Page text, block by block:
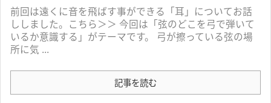
前回は遠くに音を飛ばす事ができる「耳」についてお話
ししました。こちら＞＞ 今回は「弦のどこを弓で弾いて
いるか意識する」がテーマです。 弓が擦っている弦の場
所に気 ...
記事を読む